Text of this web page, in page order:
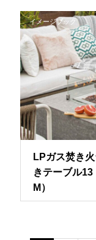
イメージブック
LPガス焚き
きテーブル13
M）